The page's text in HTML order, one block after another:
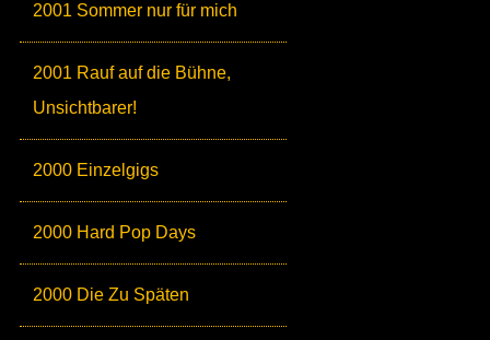
2001 Sommer nur für mich
2001 Rauf auf die Bühne,
Unsichtbarer!
2000 Einzelgigs
2000 Hard Pop Days
2000 Die Zu Späten